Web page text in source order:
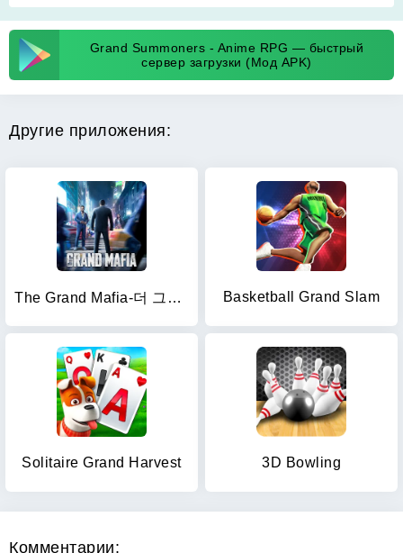
Grand Summoners - Anime RPG — быстрый
сервер загрузки (Мод APK)
Другие приложения:
The Grand Mafia-더 그랜드 마피아 Basketball Grand Slam
Solitaire Grand Harvest 3D Bowling
Комментарии: